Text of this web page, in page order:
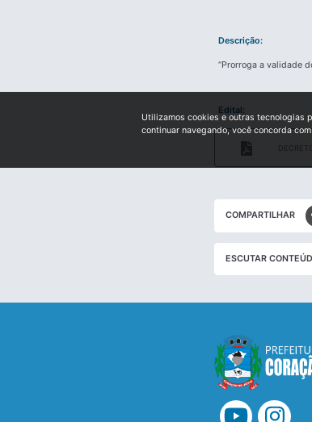
Descrição:
“Prorroga a validade
Edital:
COMPARTILHAR
ESCUTAR
Utilizamos cookies e outras tecnologias
continuar navegando, você concorda